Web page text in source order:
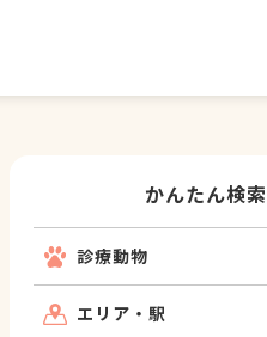
かんたん検索
診療動物
エリア・駅